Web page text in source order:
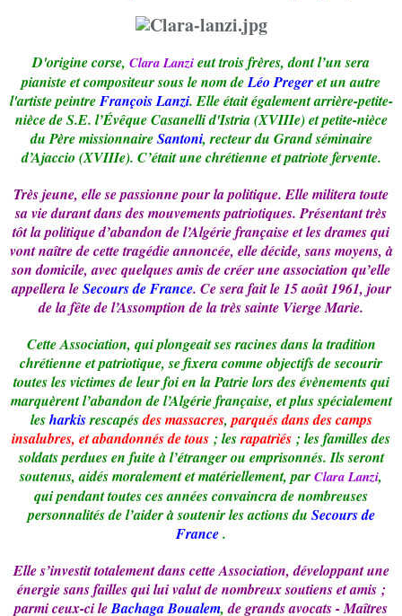
D'origine corse, Clara Lanzieut trois frères, dont l’un sera
pianiste et compositeur sous le nom deLéo Pregeret un autre
l'artiste peintreFrançois Lanzi. Elle était également arrière-petite-
nièce de S.E. l’Évêque Casanelli d'Istria (XVIIIe) et petite-nièce
du Père missionnaireSantoni, recteur du Grand séminaire
d’Ajaccio (XVIIIe). C’était une chrétienne et patriote fervente.
Très jeune, elle se passionne pour la politique. Elle militera toute
sa vie durant dans des mouvements patriotiques. Présentant très
tôt la politique d’abandon de l’Algérie française et les drames qui
vont naître de cette tragédie annoncée, elle décide, sans moyens, à
son domicile, avec quelques amis de créer une association qu’elle
appellera leSecours de France. Ce sera fait le 15 août 1961, jour
de la fête de l’Assomption de la très sainte Vierge Marie.
Cette Association, qui plongeait ses racines dans la tradition
chrétienne et patriotique, se fixera comme objectifs de secourir
toutes les victimes de leur foi en la Patrie lors des évènements qui
marquèrent l’abandon de l’Algérie française, et plus spécialement
lesharkisrescapésdes massacres,parqués dans des camps
insalubres, et abandonnés de tous ; lesrapatriés ; les familles des
soldats perdues en fuite à l’étranger ou emprisonnés. Ils seront
soutenus, aidés moralement et matériellement, parClara Lanzi,
qui pendant toutes ces années convaincra de nombreuses
personnalités de l’aider à soutenir les actions du Secours de
France.
Elle s’investit totalement dans cette Association, développant une
énergie sans failles qui lui valut de nombreux soutiens et amis ;
parmi ceux-ci leBachaga Boualem,de grands avocats - Maîtres